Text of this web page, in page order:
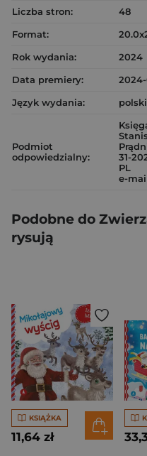
Liczba stron:
48
Format:
Rok wydania:
2024
Data premiery:
Język wydania:
polski
Podmiot
odpowiedzialny:
31-
PL
e-
Podobne do
rysują
KSIĄŻKA
11,64 zł